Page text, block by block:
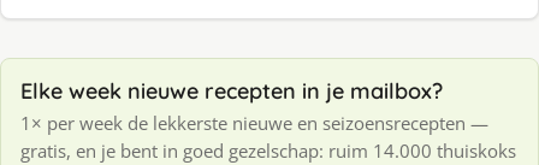
Elke week nieuwe recepten in je mailbox?
1× per week de lekkerste nieuwe en seizoensrecepten —
gratis, en je bent in goed gezelschap: ruim 14.000 thuiskoks